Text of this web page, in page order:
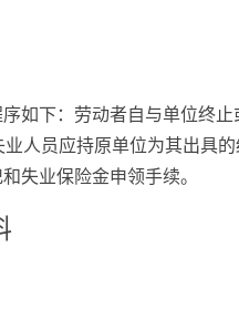
如下：劳动者自与单位终
人员应持原单位为其出具
失业保险金申领手续。